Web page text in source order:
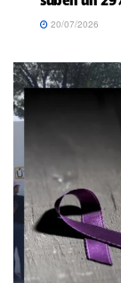
20/07/2026